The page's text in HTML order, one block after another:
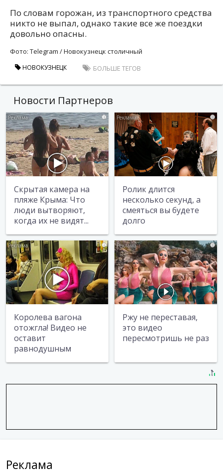
По словам горожан, из транспортного средства
никто не выпал, однако такие все же поездки
довольно опасны.
Фото: Telegram / Новокузнецк столичный
НОВОКУЗНЕЦК БОЛЬШЕ ТЕГОВ
Новости Партнеров
i
Скрытая камера на
пляже Крыма: Что
люди вытворяют,
когда их не видят...
i
Ролик длится
несколько секунд, а
смеяться вы будете
долго
i
Королева вагона
отожгла! Видео не
оставит
равнодушным
i
Ржу не переставая,
это видео
пересмотришь не раз
Реклама